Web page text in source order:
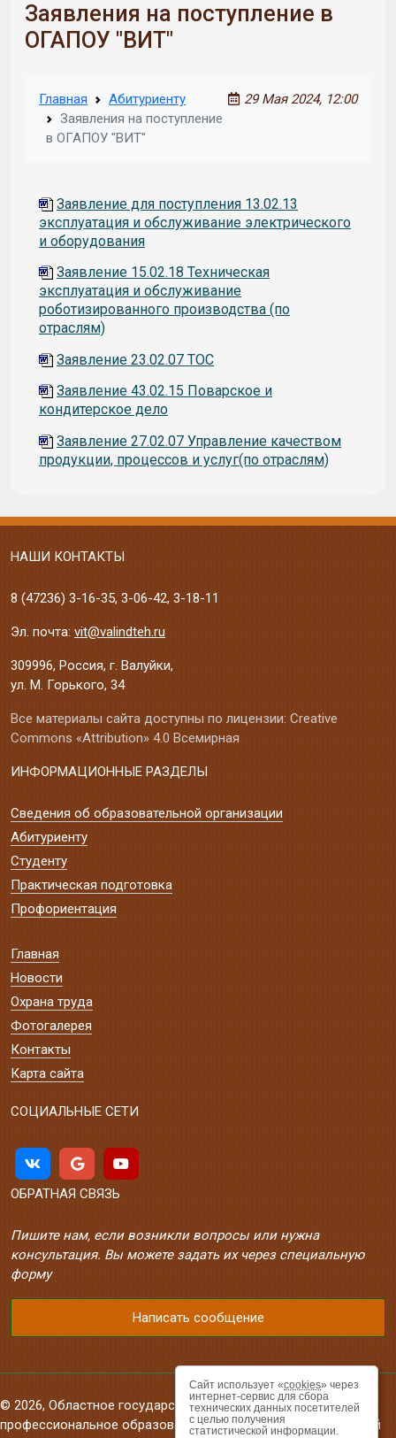
Заявления на поступление в
ОГАПОУ "ВИТ"
Главная
Абитуриенту
Заявления на поступление
в ОГАПОУ "ВИТ"
29 Мая 2024, 12:00
Заявление для поступления 13.02.13
эксплуатация и обслуживание электрического
и оборудования
Заявление 15.02.18 Техническая
эксплуатация и обслуживание
роботизированного производства (по
отраслям)
Заявление 23.02.07 ТОС
Заявление 43.02.15 Поварское и
кондитерское дело
Заявление 27.02.07 Управление качеством
продукции, процессов и услуг(по отраслям)
НАШИ КОНТАКТЫ
8 (47236) 3-16-35, 3-06-42, 3-18-11
Эл. почта: vit@valindteh.ru
309996, Россия, г. Валуйки,
ул. М. Горького, 34
Все материалы сайта доступны по лицензии: Creative
Commons «Attribution» 4.0 Всемирная
ИНФОРМАЦИОННЫЕ РАЗДЕЛЫ
Сведения об образовательной организации
Абитуриенту
Студенту
Практическая подготовка
Профориентация
Главная
Новости
Охрана труда
Фотогалерея
Контакты
Карта сайта
СОЦИАЛЬНЫЕ СЕТИ
ОБРАТНАЯ СВЯЗЬ
Пишите нам, если возникли вопросы или нужна
консультация. Вы можете задать их через специальную
форму
Написать сообщение
© 2026, Областное государственное автономное
профессиональное образовательное учреждение «Валуйский
Сайт использует «cookies» через
интернет-сервис для сбора
технических данных посетителей
с целью получения
статистической информации.